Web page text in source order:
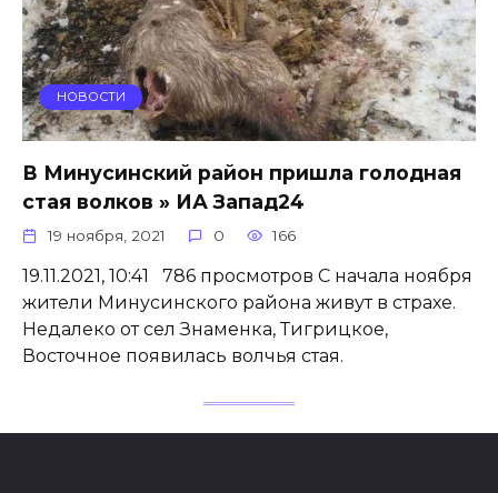
НОВОСТИ
В Минусинский район пришла голодная
стая волков » ИА Запад24
19 ноября, 2021 0 166
19.11.2021, 10:41 786 просмотров С начала ноября
жители Минусинского района живут в страхе.
Недалеко от сел Знаменка, Тигрицкое,
Восточное появилась волчья стая.